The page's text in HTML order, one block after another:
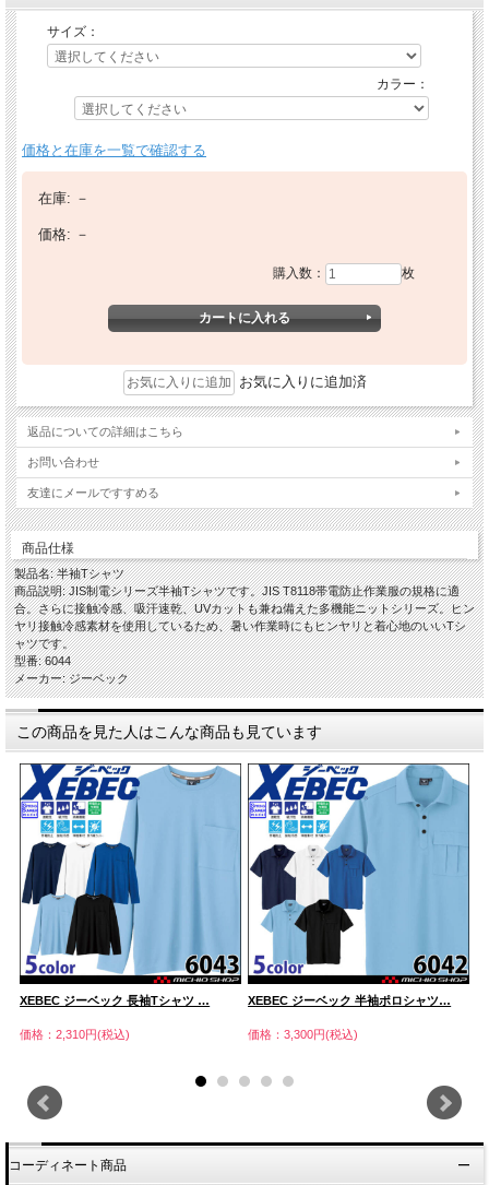
サイズ：
カラー：
価格と在庫を一覧で確認する
在庫: －
価格: －
購入数： 枚
お気に入りに追加済
返品についての詳細はこちら
お問い合わせ
友達にメールですすめる
商品仕様
製品名: 半袖Tシャツ
商品説明: JIS制電シリーズ半袖Tシャツです。JIS T8118帯電防止作業服の規格に適
合。さらに接触冷感、吸汗速乾、UVカットも兼ね備えた多機能ニットシリーズ。ヒン
ヤリ接触冷感素材を使用しているため、暑い作業時にもヒンヤリと着心地のいいTシ
ャツです。
型番: 6044
メーカー: ジーベック
この商品を見た人はこんな商品も見ています
XEBEC ジーベック 長袖Tシャツ …
価格：2,310円(税込)
XEBEC ジーベック 半袖ポロシャツ…
価格：3,300円(税込)
コーディネート商品